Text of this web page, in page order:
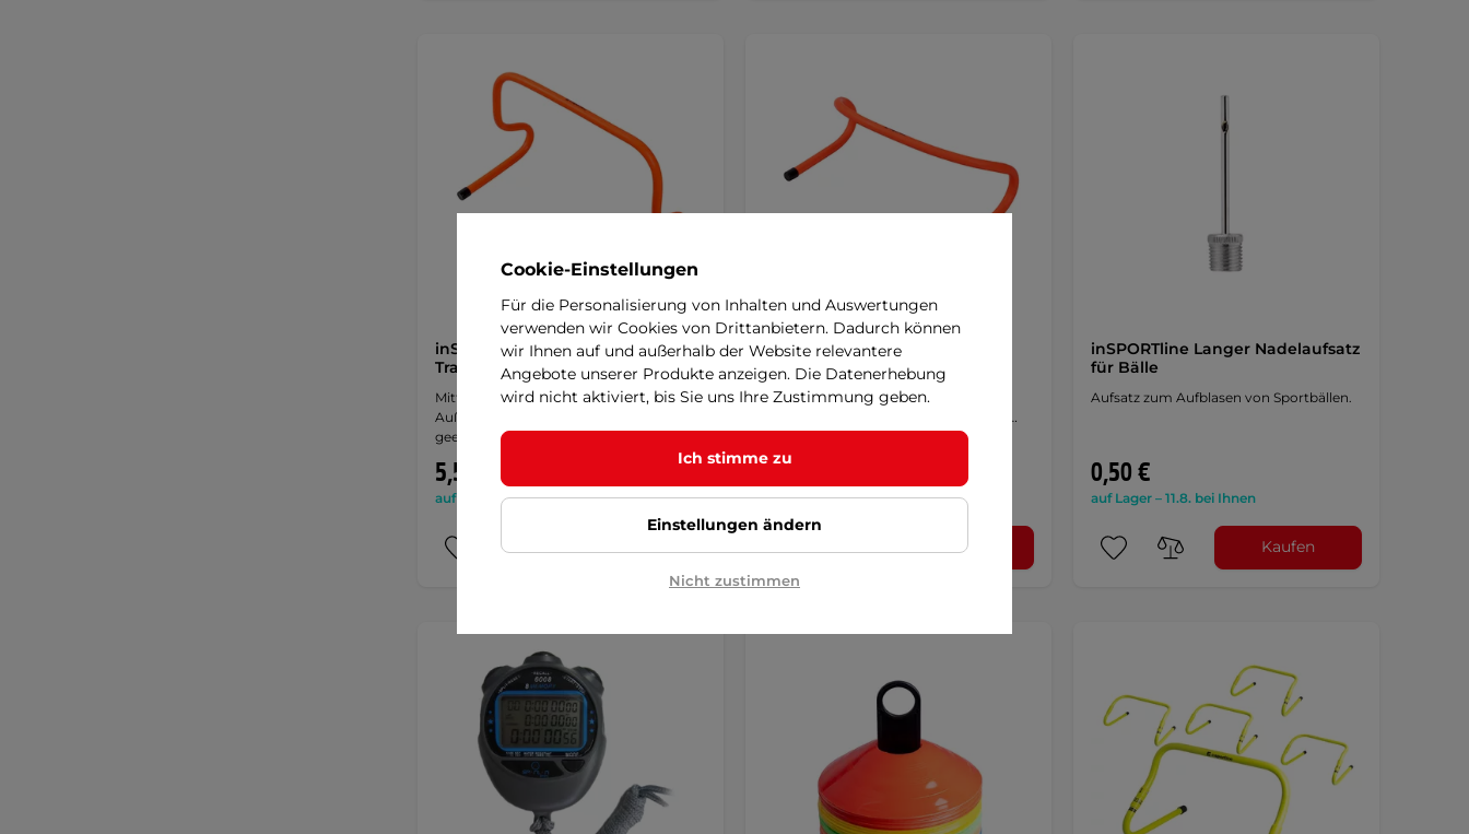
inSPORTline Dexteros 30 cm
Trainingshindernis
Mittelhohe Hürde für den Innen- und
Außenbereich, ein Stück pro Packung,
geeignet …
5,50 €
auf Lager – 11.8. bei Ihnen
inSPORTline Dexteros 15 cm
Trainingshindernis
Niedrigere Hürde für den Innen- und
4,10 €
auf Lager – 11.8. bei Ihnen
Kaufen
inSPORTline Langer Nadelaufsatz
für Bälle
Aufsatz zum Aufblasen von Sportbällen.
0,50 €
auf Lager – 11.8. bei Ihnen
Kaufen
Cookie-Einstellungen
Für die Personalisierung von Inhalten und Auswertungen
verwenden wir Cookies von Drittanbietern. Dadurch können
wir Ihnen auf und außerhalb der Website relevantere
Angebote unserer Produkte anzeigen. Die Datenerhebung
wird nicht aktiviert, bis Sie uns Ihre Zustimmung geben.
Ich stimme zu
Einstellungen ändern
Nicht zustimmen